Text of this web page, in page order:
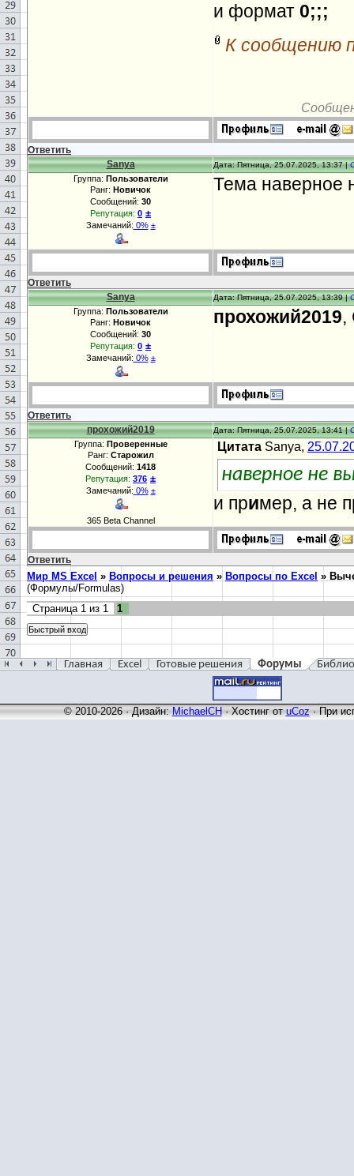
и формат 0;;;
К сообщению
Ответить
Sanya
Дата: Пятница, 25.07.2025, 13:37 |
Группа: Пользователи
Ранг: Новичок
Сообщений: 30
Репутация: 0 ±
Замечаний: 0% ±
Тема наверное
Ответить
Sanya
Дата: Пятница, 25.07.2025, 13:39 |
Группа: Пользователи
Ранг: Новичок
Сообщений: 30
Репутация: 0 ±
Замечаний: 0% ±
прохожий2019,
Ответить
прохожий2019
Дата: Пятница, 25.07.2025, 13:41 |
Группа: Проверенные
Ранг: Старожил
Сообщений: 1418
Репутация: 376 ±
Замечаний: 0% ±
365 Beta Channel
Цитата Sanya,
наверное не
и пример, а не
Ответить
Мир MS Excel » Вопросы и решения » Вопросы по Excel »
(Формулы/Formulas)
Страница 1 из 1 1
Главная Excel Готовые решения Форумы
© 2010-2026 · Дизайн: MichaelCH · Хостинг от uCoz · При